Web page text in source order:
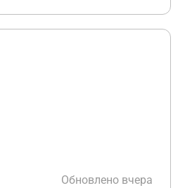
Обновлено вчера